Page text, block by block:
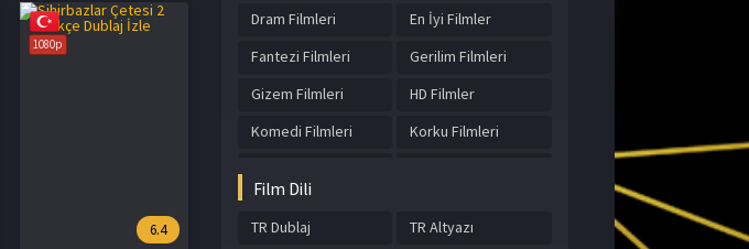
1080p
6.4
Dram Filmleri
En İyi Filmler
Fantezi Filmleri
Gerilim Filmleri
Gizem Filmleri
HD Filmler
Komedi Filmleri
Korku Filmleri
Film Dili
TR Dublaj TR Altyazı